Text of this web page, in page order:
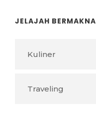
JELAJAH BERMAKNA
Kuliner
Traveling